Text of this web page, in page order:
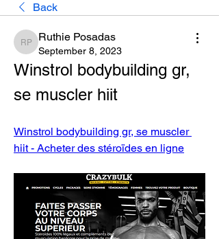
Back
Ruthie Posadas
Ruthie Posadas
September 8, 2023
Winstrol bodybuilding gr,
se muscler hiit
Winstrol bodybuilding gr, se muscler
hiit - Acheter des stéroïdes en ligne